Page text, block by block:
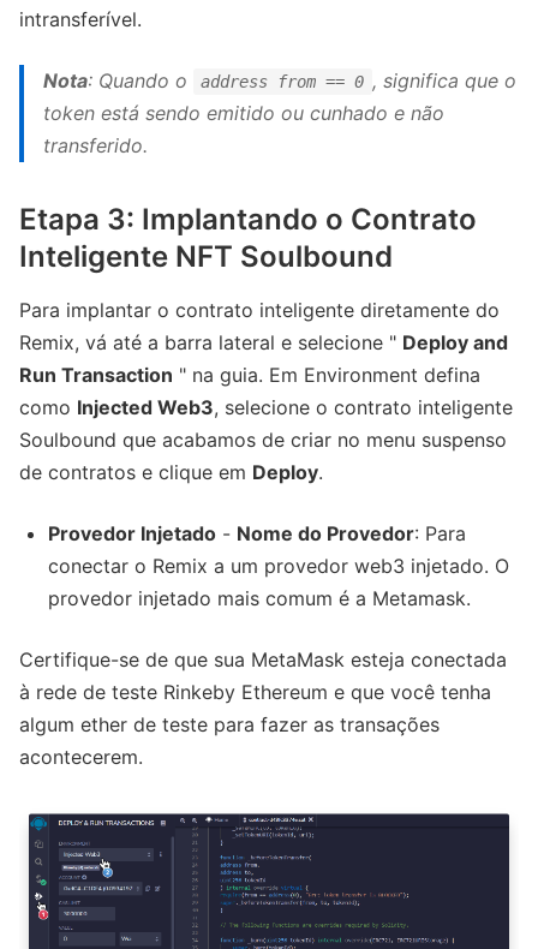
intransferível.
Nota: Quando o address from == 0 , significa que o
token está sendo emitido ou cunhado e não
transferido.
Etapa 3: Implantando o Contrato
Inteligente NFT Soulbound
Para implantar o contrato inteligente diretamente do
Remix, vá até a barra lateral e selecione " Deploy and
Run Transaction " na guia. Em Environment defina
como Injected Web3, selecione o contrato inteligente
Soulbound que acabamos de criar no menu suspenso
de contratos e clique em Deploy.
Provedor Injetado - Nome do Provedor: Para
conectar o Remix a um provedor web3 injetado. O
provedor injetado mais comum é a Metamask.
Certifique-se de que sua MetaMask esteja conectada
à rede de teste Rinkeby Ethereum e que você tenha
algum ether de teste para fazer as transações
acontecerem.